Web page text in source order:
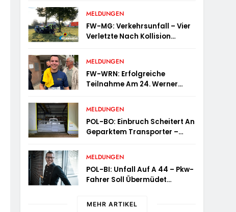
MELDUNGEN
FW-MG: Verkehrsunfall – Vier
Verletzte Nach Kollision
MELDUNGEN
FW-WRN: Erfolgreiche
Teilnahme Am 24. Werner
MELDUNGEN
POL-BO: Einbruch Scheitert An
Geparktem Transporter –
MELDUNGEN
POL-BI: Unfall Auf A 44 – Pkw-
Fahrer Soll Übermüdet
MEHR ARTIKEL